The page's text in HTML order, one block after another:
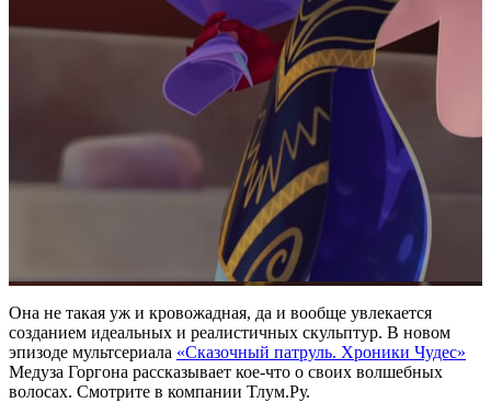
Она не такая уж и кровожадная, да и вообще увлекается
созданием идеальных и реалистичных скульптур. В новом
эпизоде мультсериала «Сказочный патруль. Хроники Чудес»
Медуза Горгона рассказывает кое-что о своих волшебных
волосах. Смотрите в компании Тлум.Ру.